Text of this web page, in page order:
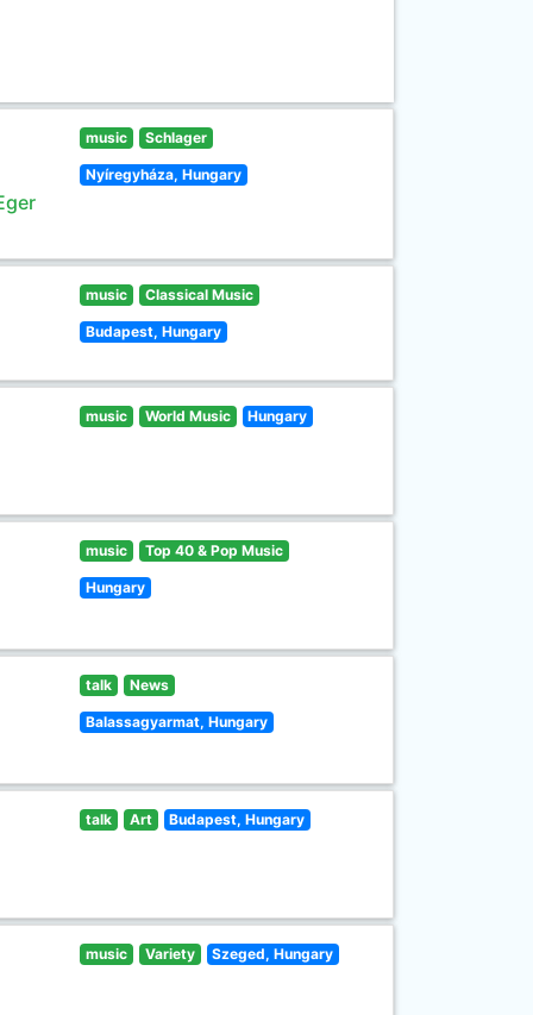
music Schlager
Nyíregyháza, Hungary
music Classical Music
Budapest, Hungary
music World Music Hungary
music Top 40 & Pop Music
Hungary
talk News
Balassagyarmat, Hungary
talk Art Budapest, Hungary
music Variety Szeged, Hungary